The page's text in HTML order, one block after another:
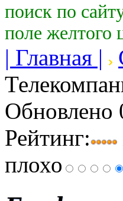
поиск по
поле желтого
| Главная |
Обновлено
Рейтинг:
плохо